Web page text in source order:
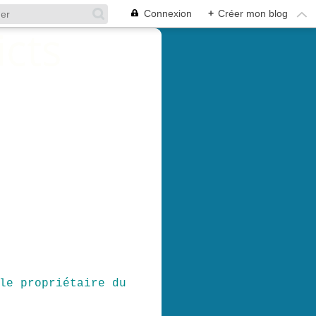
Connexion + Créer mon blog
propriétaire du